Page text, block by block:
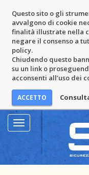
Questo sito o gli
avvalgono di cookie
finalità illustrate nella
negare il consenso a
policy.
Chiudendo questo
su un link o
acconsenti all’uso dei
Mostra
Menu